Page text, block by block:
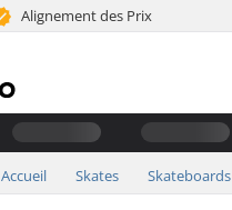
Alignement des Prix
Accueil Skates Skateboards